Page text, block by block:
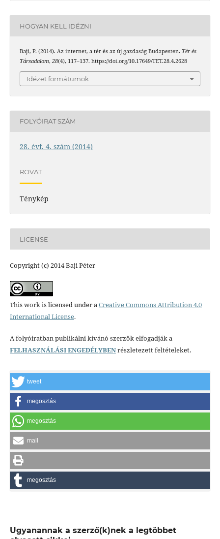
HOGYAN KELL IDÉZNI
Baji, P. (2014). Az internet, a tér és az új gazdaság Budapesten. Tér és
Társadalom, 28(4), 117–137. https://doi.org/10.17649/TET.28.4.2628
Idézet formátumok
FOLYÓIRAT SZÁM
28. évf. 4. szám (2014)
ROVAT
Ténykép
LICENSE
Copyright (c) 2014 Baji Péter
This work is licensed under aCreative Commons Attribution 4.0
International License.
A folyóiratban publikálni kívánó szerzők elfogadják a
FELHASZNÁLÁSI ENGEDÉLYBENrészletezett feltételeket.
tweet
megosztás
megosztás
mail
megosztás
Ugyanannak a szerző(k)nek a legtöbbet